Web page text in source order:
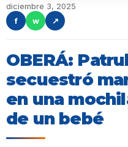
diciembre 3, 2025
f
w ↗
OBERÁ:
secuestró
en una
de un bebé